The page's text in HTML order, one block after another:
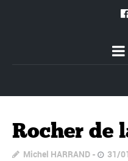
Rocher de
Michel HARRAND 31/